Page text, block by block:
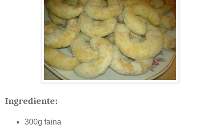
Ingrediente:
300g faina